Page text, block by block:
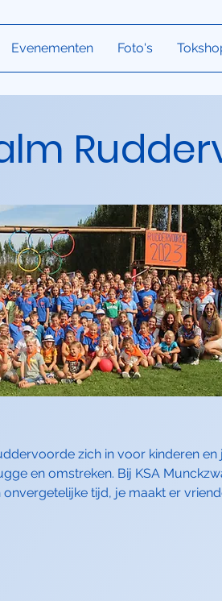
Evenementen Foto's
zich in voor kinderen
en omstreken. Bij KSA
tijd, je maakt er